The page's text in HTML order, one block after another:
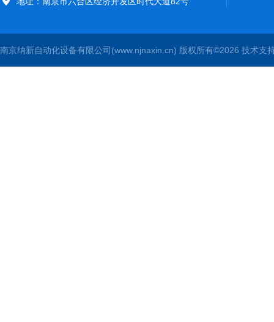
南京纳新自动化设备有限公司(www.njnaxin.cn) 版权所有©2026 技术支